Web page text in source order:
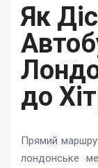
Як
до
Прямий
лондонське